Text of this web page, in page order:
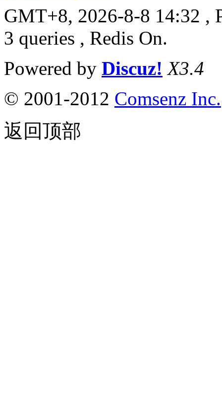
GMT+8, 2026-8-8 14:32 ,
3 queries , Redis On.
Powered by Discuz! X3.4
© 2001-2012 Comsenz Inc.
返回顶部